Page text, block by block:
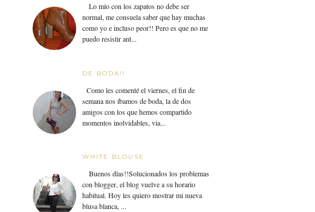
Lo mío con los zapatos no debe ser
normal, me consuela saber que hay muchas
como yo e incluso peor!! Pero es que no me
puedo resistir ant...
DE BODA!!
Como les comenté el viernes, el fin de
semana nos íbamos de boda, la de dos
amigos con los que hemos compartido
momentos inolvidables, via...
WHITE BLOUSE
Buenos días!!Solucionados los problemas
con blogger, el blog vuelve a su horario
habitual. Hoy les quiero mostrar mi nueva
blusa blanca, ...